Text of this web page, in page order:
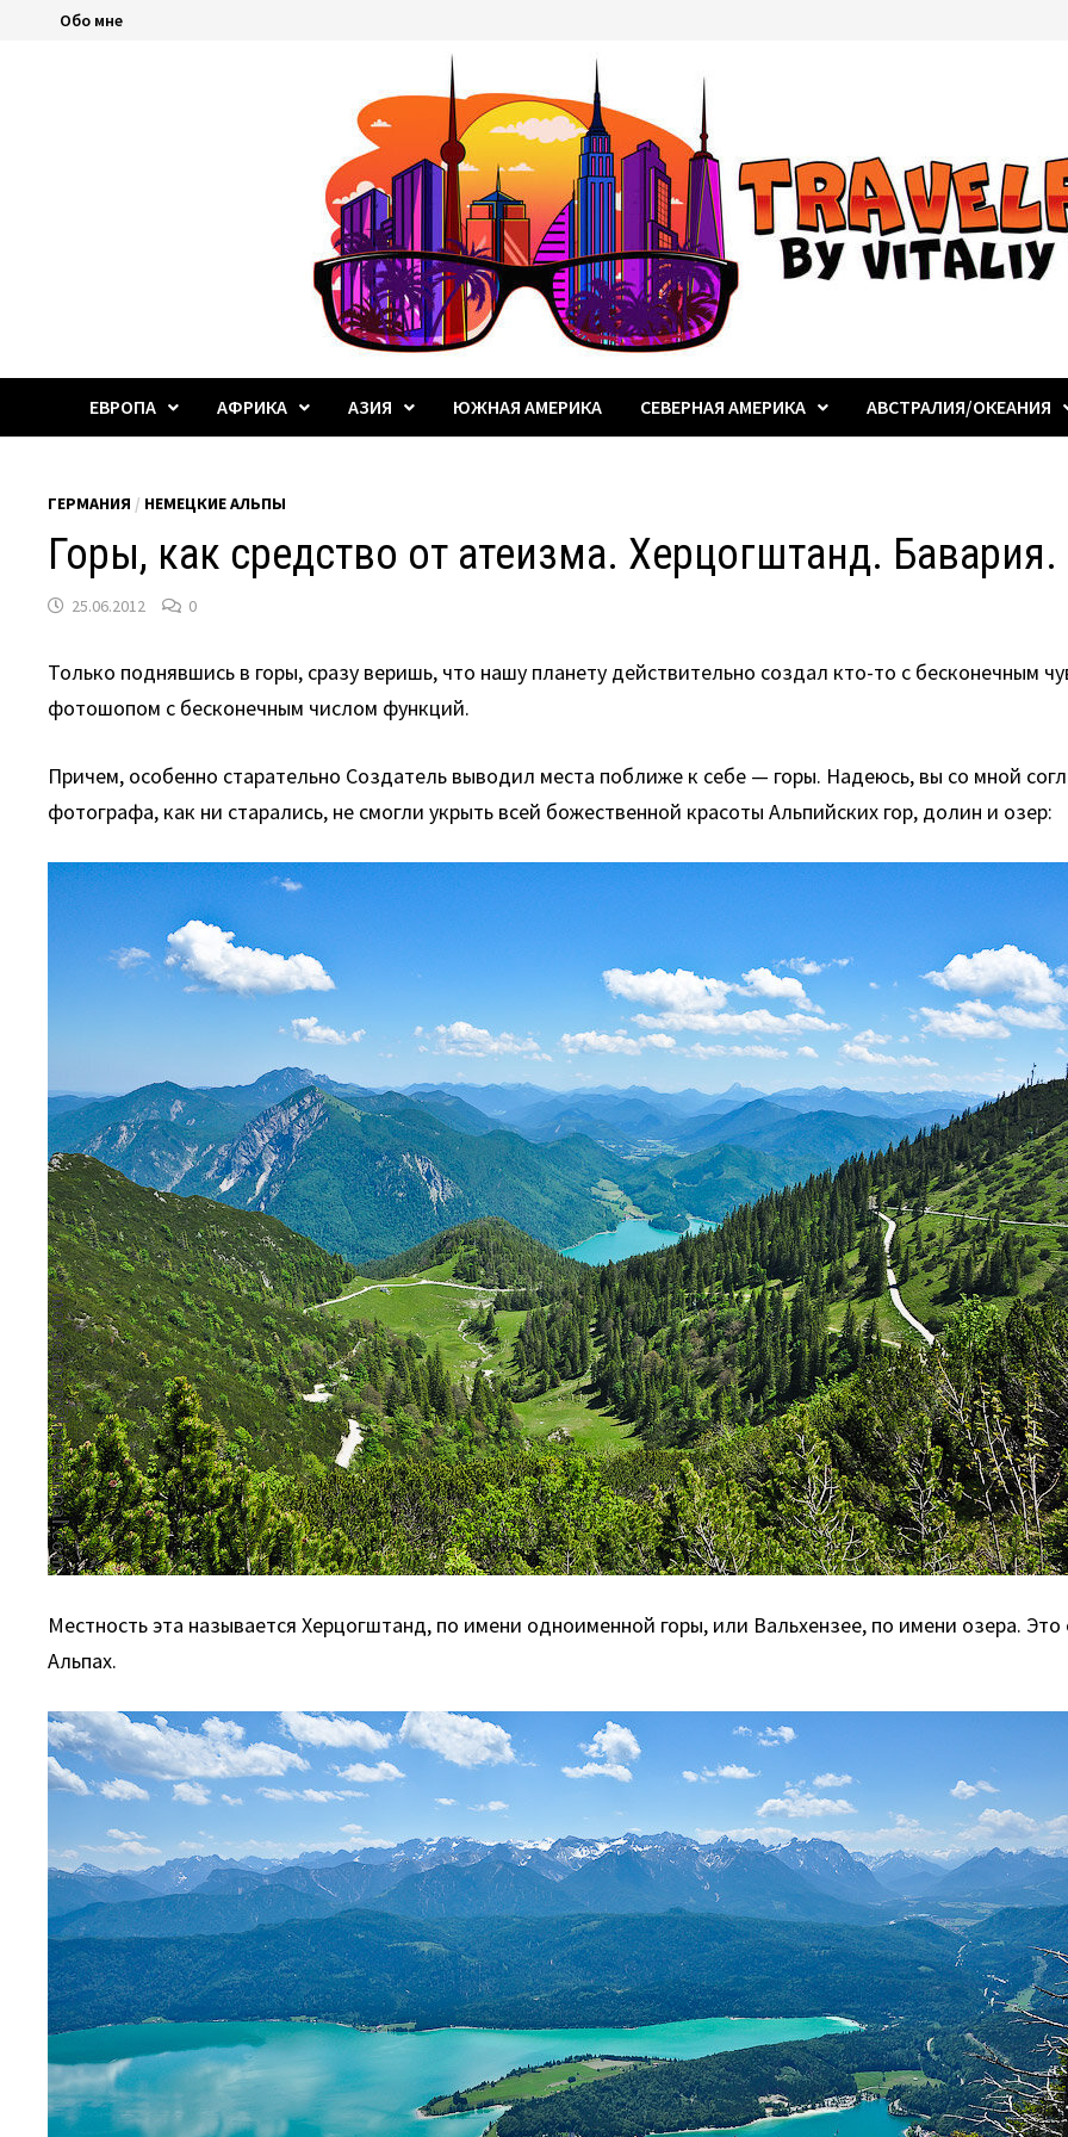
ПерейтиОбо мне
ЕВРОПА АФРИКА АЗИЯ ЮЖНАЯ АМЕРИКА СЕВЕРНАЯ АМЕРИКА АВСТРАЛИЯ/ОКЕАНИЯ
ГЕРМАНИЯ / НЕМЕЦКИЕ АЛЬПЫ
Горы, как средство от атеизма. Херцогштанд. Бавария.
25.06.2012 0
Только поднявшись в горы, сразу веришь, что нашу планету действительно создал кто-то с бесконечным
фотошопом с бесконечным числом функций.
Причем, особенно старательно Создатель выводил места поближе к себе — горы. Надеюсь, вы со мной
фотографа, как ни старались, не смогли укрыть всей божественной красоты Альпийских гор, долин и озер:
Местность эта называется Херцогштанд, по имени одноименной горы, или Вальхензее, по имени озера.
Альпах.